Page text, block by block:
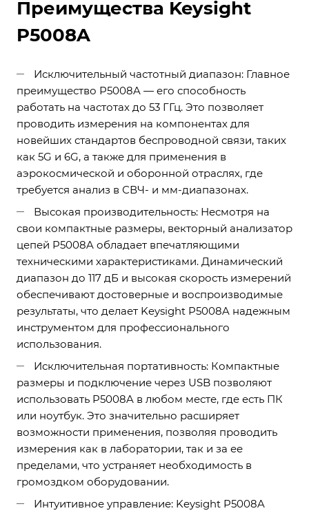
Преимущества Keysight
P5008A
Исключительный частотный диапазон: Главное
преимущество P5008A — его способность
работать на частотах до 53 ГГц. Это позволяет
проводить измерения на компонентах для
новейших стандартов беспроводной связи, таких
как 5G и 6G, а также для применения в
аэрокосмической и оборонной отраслях, где
требуется анализ в СВЧ- и мм-диапазонах.
Высокая производительность: Несмотря на
свои компактные размеры, векторный анализатор
цепей P5008A обладает впечатляющими
техническими характеристиками. Динамический
диапазон до 117 дБ и высокая скорость измерений
обеспечивают достоверные и воспроизводимые
результаты, что делает Keysight P5008A надежным
инструментом для профессионального
использования.
Исключительная портативность: Компактные
размеры и подключение через USB позволяют
использовать P5008A в любом месте, где есть ПК
или ноутбук. Это значительно расширяет
возможности применения, позволяя проводить
измерения как в лаборатории, так и за ее
пределами, что устраняет необходимость в
громоздком оборудовании.
Интуитивное управление: Keysight P5008A